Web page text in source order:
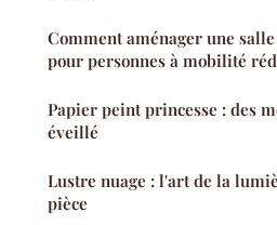
Comment aménager une
pour personnes à mobilité
Papier peint princesse : des
éveillé
Lustre nuage : l'art de la
pièce